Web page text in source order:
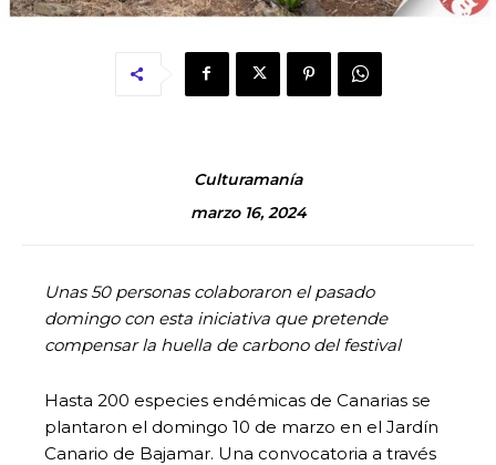
Culturamanía
marzo 16, 2024
Unas 50 personas colaboraron el pasado
domingo con esta iniciativa que pretende
compensar la huella de carbono del festival
Hasta 200 especies endémicas de Canarias se
plantaron el domingo 10 de marzo en el Jardín
Canario de Bajamar. Una convocatoria a través